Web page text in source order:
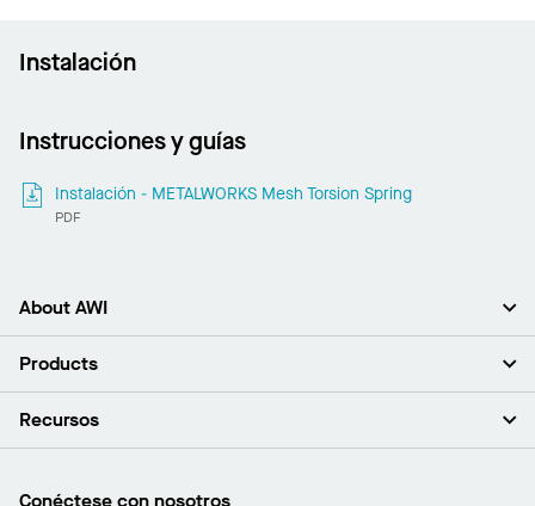
Instalación
Instrucciones y guías
Instalación - METALWORKS Mesh Torsion Spring
PDF
About AWI
Acerca de nosotros
Sala de prensa
Products
Plafones
Recursos
Buscar un distribuidor